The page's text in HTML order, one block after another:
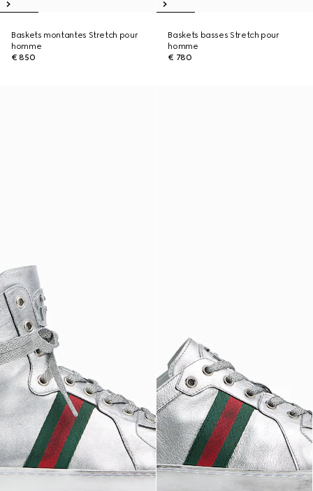
Baskets montantes Stretch pour
homme
€ 850
Baskets basses Stretch pour
homme
€ 780